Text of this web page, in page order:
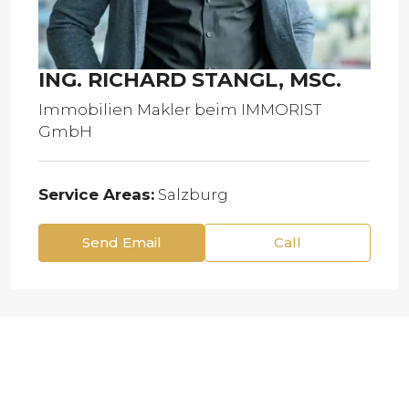
ING. RICHARD STANGL, MSC.
Immobilien Makler beim IMMORIST
GmbH
Service Areas: Salzburg
Send Email Call